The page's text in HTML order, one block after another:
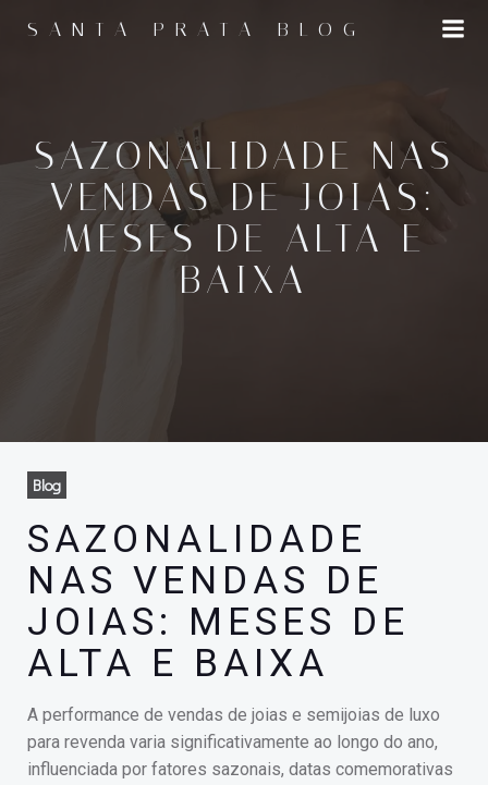
para
SANTA PRATA BLOG
SAZONALIDADE NAS
VENDAS DE JOIAS:
MESES DE ALTA E
BAIXA
Blog
SAZONALIDADE
NAS VENDAS DE
JOIAS: MESES DE
ALTA E BAIXA
A performance de vendas de joias e semijoias de luxo
para revenda varia significativamente ao longo do ano,
influenciada por fatores sazonais, datas comemorativas